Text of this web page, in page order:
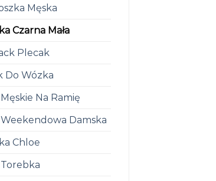
Męska
Czarna Mała
Plecak
Do Wózka
Na Ramię
Damska
Chloe